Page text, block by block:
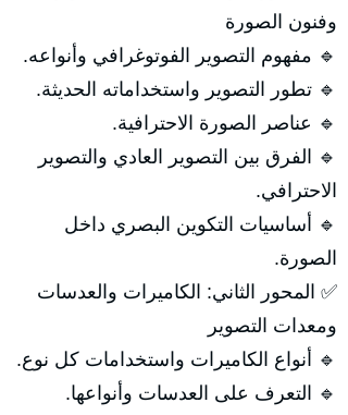
وفنون الصورة
🔹 مفهوم التصوير الفوتوغرافي وأنواعه.
🔹 تطور التصوير واستخداماته الحديثة.
🔹 عناصر الصورة الاحترافية.
🔹 الفرق بين التصوير العادي والتصوير
الاحترافي.
🔹 أساسيات التكوين البصري داخل
الصورة.
✅ المحور الثاني: الكاميرات والعدسات
ومعدات التصوير
🔹 أنواع الكاميرات واستخدامات كل نوع.
🔹 التعرف على العدسات وأنواعها.